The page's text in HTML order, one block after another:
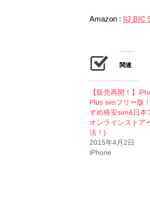
Amazon : IIJ BIC
関連
【販売再開！】
Plus simフリー版
すめ格安sim&日本
オンラインストア
法！)
2015年4月2日
iPhone